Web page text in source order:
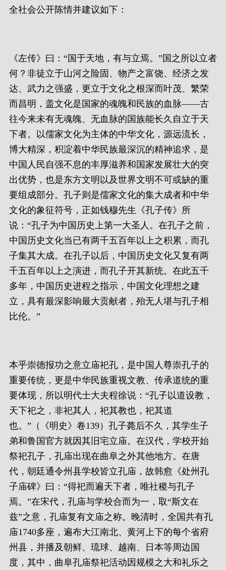
全社会公开陈情并建议如下：
《左传》曰：“国于天地，有与立焉。”国之所以立者
何？非徒立于山河之险固、物产之富饶、经济之发
达、武力之强盛，更立于文化之根深而叶茂、繁荣
而昌明，盖文化是国家的魂魄和民族的血脉——古
往今来未有无魂魄、无血脉的国族能长久自立于天
下者。以儒家文化为主体的中华文化，源远流长，
博大精深，积淀着中华民族最深沉的精神追求，是
中国人民自强不息的丰厚滋养和国家发展壮大的突
出优势，也是东方文明以及世界文明不可或缺的重
要组成部分。孔子则是儒家文化的集大成者和中华
文化的象征符号，正如钱穆先生《孔子传》所
说：“孔子为中国历史上第一大圣人。在孔子之前，
中国历史文化当已有两千五百年以上之积累，而孔
子集其大成。在孔子以后，中国历史文化又复有两
千五百年以上之演进，而孔子开其新统。在此五千
多年，中国历史进程之指示，中国文化理想之建
立，具有最深影响最大贡献者，殆无人堪与孔子相
比伦。”
本乎崇德报功之意立庙祀孔，是中国人尊崇孔子的
重要传统，更是中华民族重视文教、传承道统的重
要体现，所以明代士大夫程徐说：“孔子以道设教，
天下祀之，非祀其人，祀其教也，祀其道
也。”（《明史》卷139）孔子薨后不久，其学生子
弟和鲁国官方就因其旧宅立庙。在汉代，学校开始
祭祀孔子，孔庙出现在曲阜之外其他地方。在唐
代，朝廷通令州县学校皆立孔庙，故韩愈《处州孔
子庙碑》曰：“得祀而遍天下者，唯社稷与孔子
焉。”在宋代，孔庙与学校合而为一，取“斯文在
兹”之意，孔庙复有文庙之称。晚清时，全国共有孔
庙1740多座，遍布大江南北、黄河上下的每个省府
州县，并播及朝鲜、琉球、越南、日本等周边国
度，其中，曲阜孔庙祭祀活动因规模之大和礼乐之